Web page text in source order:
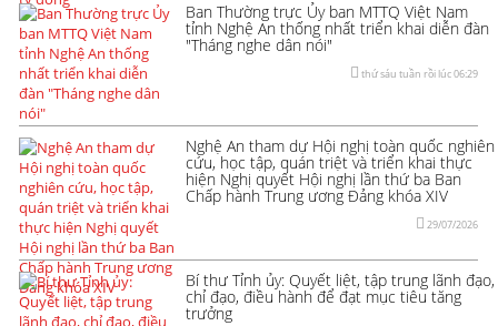
Ban Thường trực Ủy ban MTTQ Việt Nam
tỉnh Nghệ An thống nhất triển khai diễn đàn
"Tháng nghe dân nói"
thứ sáu tuần rồi lúc 06:29
Nghệ An tham dự Hội nghị toàn quốc nghiên
cứu, học tập, quán triệt và triển khai thực
hiện Nghị quyết Hội nghị lần thứ ba Ban
Chấp hành Trung ương Đảng khóa XIV
29/07/2026
Bí thư Tỉnh ủy: Quyết liệt, tập trung lãnh đạo,
chỉ đạo, điều hành để đạt mục tiêu tăng
trưởng